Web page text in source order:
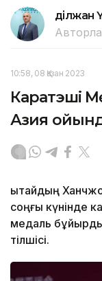
Әділжан
10:58, 08 Қазан 2023
Каратэші
Азия
Қытайдың
соңғы күнінде
медаль
тілшісі.